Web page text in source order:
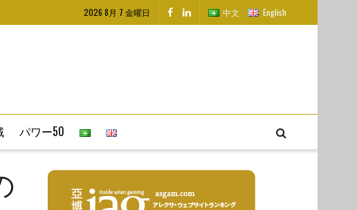
2026 8月 7 金曜日 中文 English
パワー50